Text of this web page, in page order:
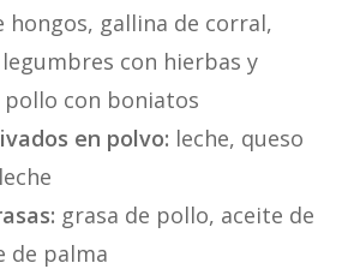
hongos, gallina de corral,
con hierbas y
pollo con boniatos
en polvo: leche, queso
grasa de pollo, aceite de
de palma